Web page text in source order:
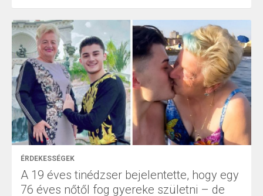
ÉRDEKESSÉGEK
A 19 éves tinédzser bejelentette, hogy egy
76 éves nőtől fog gyereke születni – de